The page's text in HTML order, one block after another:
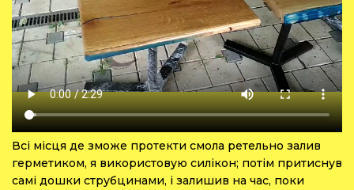
Всі місця де зможе протекти смола ретельно залив
герметиком, я використовую силікон; потім притиснув
самі дошки струбцинами, і залишив на час, поки